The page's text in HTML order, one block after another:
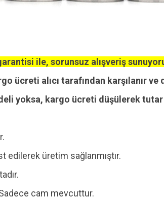
ile, sorunsuz alışveriş
ücreti alıcı tarafından karşılanır
yoksa, kargo ücreti düşülerek
edilerek üretim sağlanmıştır.
cam mevcuttur.